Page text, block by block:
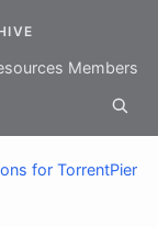
Members
for TorrentPier